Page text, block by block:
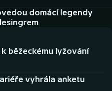
domácí legendy
běžeckému lyžování
vyhrála anketu